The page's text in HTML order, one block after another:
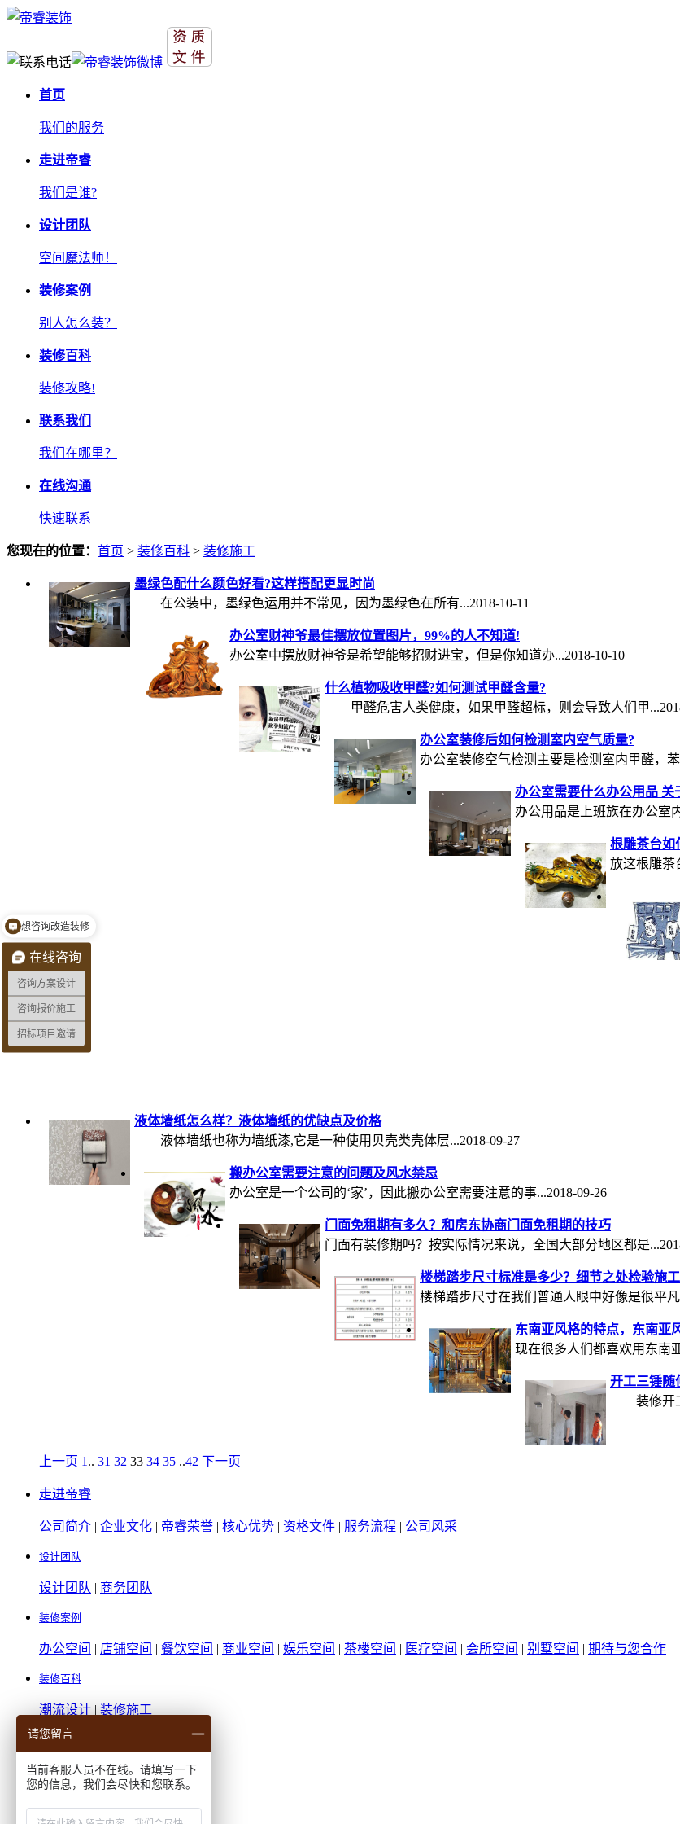
首页
我们的服务
走进帝睿
我们是谁?
设计团队
空间魔法师！
装修案例
别人怎么装？
装修百科
装修攻略!
联系我们
我们在哪里？
在线沟通
快速联系
您现在的位置： 首页 > 装修百科 > 装修施工
墨绿色配什么颜色好看?这样搭配更显时尚
在公装中，墨绿色运用并不常见，因为墨绿色在所有...2018-10-11
办公室财神爷最佳摆放位置图片，99%的人不知道!
办公室中摆放财神爷是希望能够招财进宝，但是你知道办...2018-10-10
什么植物吸收甲醛?如何测试甲醛含量?
甲醛危害人类健康，如果甲醛超标，则会导致人们甲
办公室装修后如何检测室内空气质量?
办公室装修空气检测主要是检测室内甲醛，
办公室需要什么办公用品
办公用品是上班族在办公室
根雕茶台如
放这根雕茶
液体墙纸怎么样？液体墙纸的优缺点及价格
液体墙纸也称为墙纸漆,它是一种使用贝壳类壳体层...2018-09-27
搬办公室需要注意的问题及风水禁忌
办公室是一个公司的‘家’，因此搬办公室需要注意的事...2018-09-26
门面免租期有多久？和房东协商门面免租期的技巧
门面有装修期吗？按实际情况来说，全国大部分地区都是
楼梯踏步尺寸标准是多少？细节之处检验施
楼梯踏步尺寸在我们普通人眼中好像是很平
东南亚风格的特点，东南亚
现在很多人们都喜欢用东南
开工三锤随
装修开工
上一页 1 .. 31 32 33 34 35 ..42 下一页
走进帝睿
公司简介 | 企业文化 | 帝睿荣誉 | 核心优势 | 资格文件 | 服务流程 | 公司风采
设计团队
设计团队 | 商务团队
装修案例
办公空间 | 店铺空间 | 餐饮空间 | 商业空间 | 娱乐空间 | 茶楼空间 | 医疗空间 | 会所空间 | 别墅空间 | 期待与您合作
装修百科
潮流设计 | 装修施工
核心优势
核心优势
在线咨询
咨询方案设计
咨询报价施工
招标项目邀请
预约量房看现场
想咨询改造装修
请您留言
当前客服人员不在线。请填写一下
您的信息，我们会尽快和您联系。